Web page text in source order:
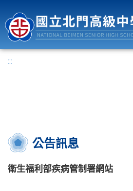
:::
公告訊息
衛生福利部疾病管制署網站